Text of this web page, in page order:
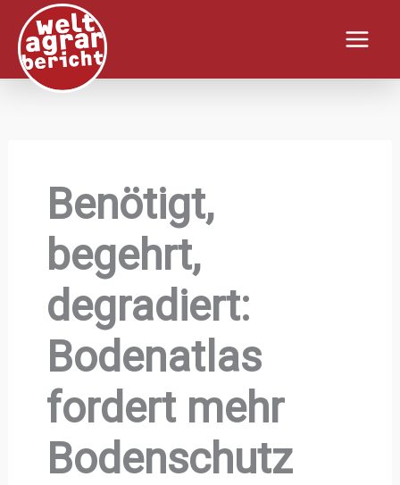
Inhalt
springen
Benötigt,
begehrt,
degradiert:
Bodenatlas
fordert mehr
Bodenschutz